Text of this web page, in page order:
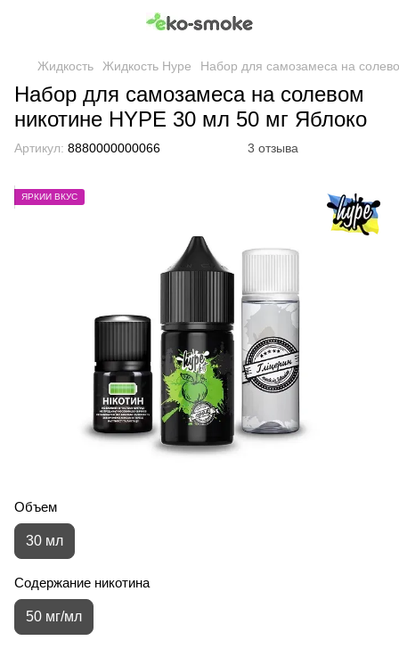
Жидкость Жидкость Hype Набор для самозамеса на
Набор для самозамеса на солевом
никотине HYPE 30 мл 50 мг Яблоко
Артикул: 8880000000066 3 отзыва
ЯРКИЙ ВКУС
Объем
30 мл
Содержание никотина
50 мг/мл